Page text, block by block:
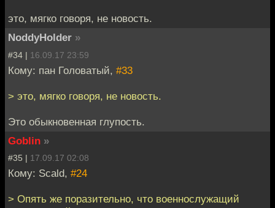
это, мягко говоря, не новость.
NoddyHolder »
#34 | 16.09.17 23:59
Кому: пан Головатый, #33
> это, мягко говоря, не новость.
Это обыкновенная глупость.
Goblin »
#35 | 17.09.17 02:08
Кому: Scald, #24
> Опять же поразительно, что военнослужащий